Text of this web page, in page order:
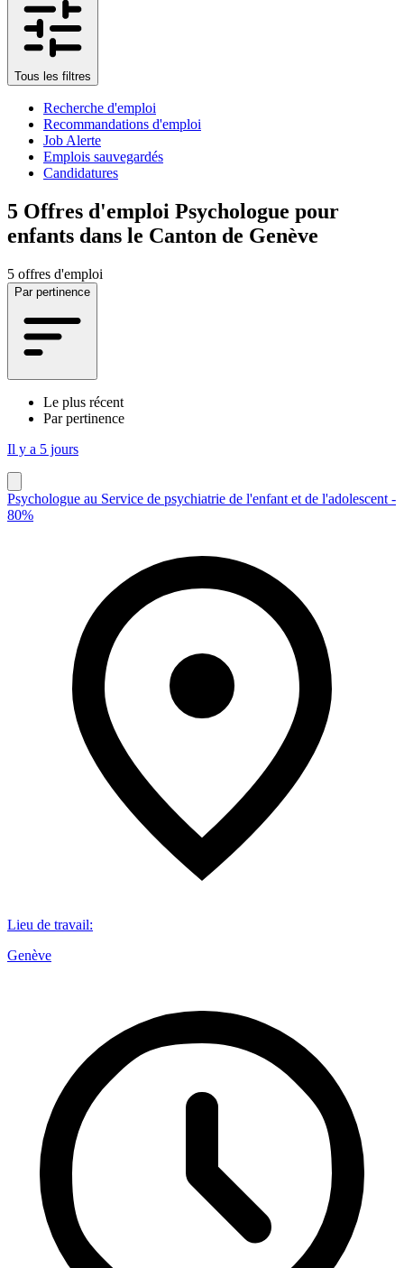
Tous les filtres
Recherche d'emploi
Recommandations d'emploi
Job Alerte
Emplois sauvegardés
Candidatures
5 Offres d'emploi Psychologue pour
enfants dans le Canton de Genève
5 offres d'emploi
Par pertinence
Le plus récent
Par pertinence
Il y a 5 jours
Psychologue au Service de psychiatrie de l'enfant et de l'adolescent -
80%
Lieu de travail:
Genève